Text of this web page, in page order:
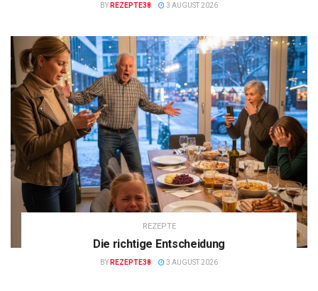
BY REZEPTE38 3 AUGUST 2026
REZEPTE
Die richtige Entscheidung
BY REZEPTE38 3 AUGUST 2026